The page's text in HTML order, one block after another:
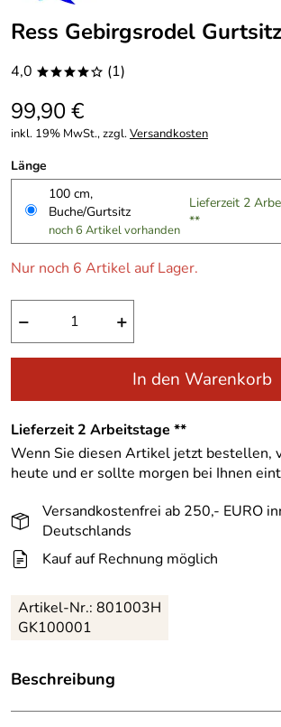
Ress Gebirgsrodel Gurtsitz
4,0 ****o (1)
99,90 €
inkl. 19% MwSt., zzgl.Versandkosten
Länge
100 cm,
Buche/Gurtsitz
noch 6 Artikel vorhanden
Lieferzeit 2
**
Nur noch 6 Artikel auf Lager.
− +
In den Warenkorb
Lieferzeit 2 Arbeitstage **
Wenn Sie diesen Artikel jetzt bestellen,
heute und er sollte morgen bei Ihnen
Versandkostenfrei ab 250,- EURO
Deutschlands
Kauf auf Rechnung möglich
Artikel-Nr.: 801003H
GK100001
Beschreibung
Holzschlitten, handgefertigt in Bayern,